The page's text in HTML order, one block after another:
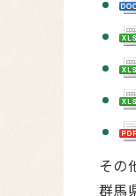
その
群馬